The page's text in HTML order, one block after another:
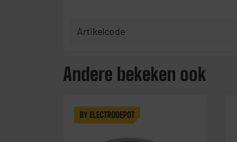
Artikelcode
Andere bekeken ook
BY ELECTRODEPOT